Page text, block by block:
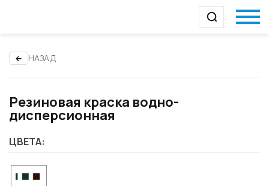
НАЗАД
Резиновая краска водно-
дисперсионная
ЦВЕТА: